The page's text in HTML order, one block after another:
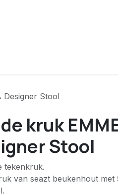
Designer Stool
kruk
Stool
tekenkruk.
van seazt beukenhout